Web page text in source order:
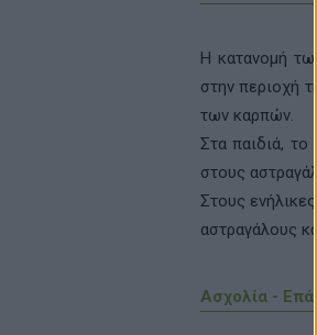
Η κατανομή
στην περιοχή
των καρπών.
Στα παιδιά,
στους
Στους
αστραγάλους
Aσχολία -